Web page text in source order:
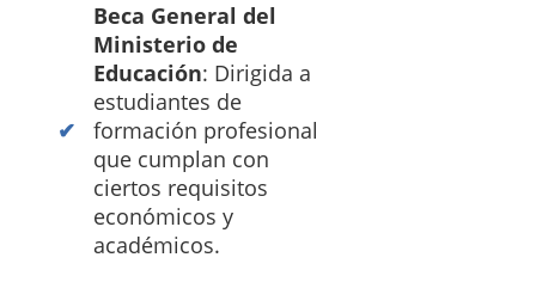
Beca General del
Ministerio de
Educación: Dirigida a
estudiantes de
formación profesional
que cumplan con
ciertos requisitos
económicos y
académicos.